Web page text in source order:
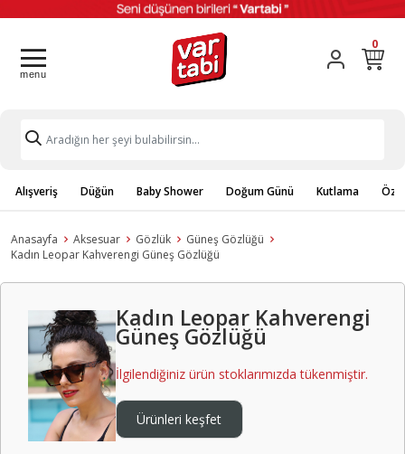
0
Alışveriş Düğün Baby Shower Doğum Günü Kutlama
Anasayfa Aksesuar Gözlük
Güneş Gözlüğü
Kadın Leopar Kahverengi Güneş Gözlüğü
Kadın Leopar Kahverengi
Güneş Gözlüğü
İlgilendiğiniz ürün stoklarımızda tükenmiştir.
Ürünleri keşfet